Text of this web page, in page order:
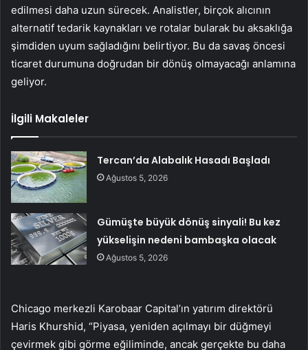
edilmesi daha uzun sürecek. Analistler, birçok alıcının
alternatif tedarik kaynakları ve rotalar bularak bu aksaklığa
şimdiden uyum sağladığını belirtiyor. Bu da savaş öncesi
ticaret durumuna doğrudan bir dönüş olmayacağı anlamına
geliyor.
İlgili Makaleler
Tercan’da Alabalık Hasadı Başladı
Ağustos 5, 2026
Gümüşte büyük dönüş sinyali! Bu kez
yükselişin nedeni bambaşka olacak
Ağustos 5, 2026
Chicago merkezli Karobaar Capital’ın yatırım direktörü
Haris Khurshid, “Piyasa, yeniden açılmayı bir düğmeyi
çevirmek gibi görme eğiliminde, ancak gerçekte bu daha